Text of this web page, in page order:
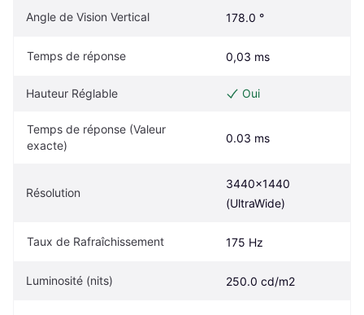
Angle de Vision Vertical 178.0 °
Temps de réponse 0,03 ms
Hauteur Réglable Oui
Temps de réponse (Valeur
exacte)
0.03 ms
Résolution
3440x1440
(UltraWide)
Taux de Rafraîchissement 175 Hz
Luminosité (nits) 250.0 cd/m2